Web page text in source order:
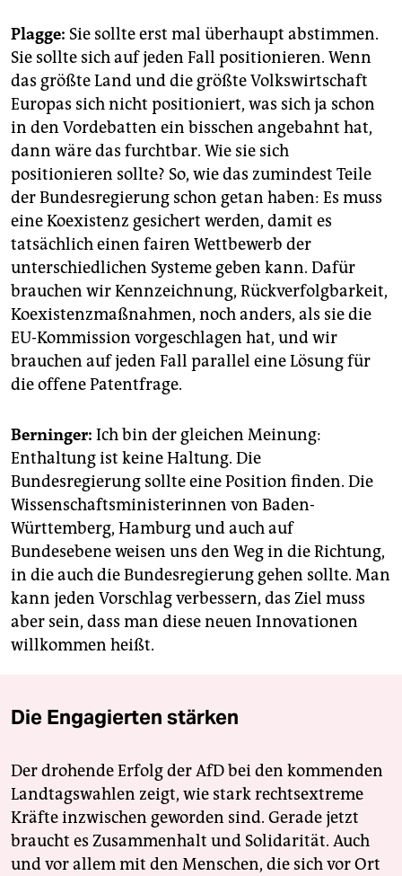
Plagge: Sie sollte erst mal überhaupt abstimmen.
Sie sollte sich auf jeden Fall positionieren. Wenn
das größte Land und die größte Volkswirtschaft
Europas sich nicht positioniert, was sich ja schon
in den Vordebatten ein bisschen angebahnt hat,
dann wäre das furchtbar. Wie sie sich
positionieren sollte? So, wie das zumindest Teile
der Bundesregierung schon getan haben: Es muss
eine Koexistenz gesichert werden, damit es
tatsächlich einen fairen Wettbewerb der
unterschiedlichen Systeme geben kann. Dafür
brauchen wir Kennzeichnung, Rückverfolgbarkeit,
Koexistenzmaßnahmen, noch anders, als sie die
EU-Kommission vorgeschlagen hat, und wir
brauchen auf jeden Fall parallel eine Lösung für
die offene Patentfrage.
Berninger: Ich bin der gleichen Meinung:
Enthaltung ist keine Haltung. Die
Bundesregierung sollte eine Position finden. Die
Wissenschaftsministerinnen von Baden-
Württemberg, Hamburg und auch auf
Bundesebene weisen uns den Weg in die Richtung,
in die auch die Bundesregierung ­gehen sollte. Man
kann jeden Vorschlag verbessern, das Ziel muss
aber sein, dass man diese neuen Innovationen
willkommen heißt.
Die Engagierten stärken
Der drohende Erfolg der AfD bei den kommenden
Landtagswahlen zeigt, wie stark rechtsextreme
Kräfte inzwischen geworden sind. Gerade jetzt
braucht es Zusammenhalt und Solidarität. Auch
und vor allem mit den Menschen, die sich vor Ort